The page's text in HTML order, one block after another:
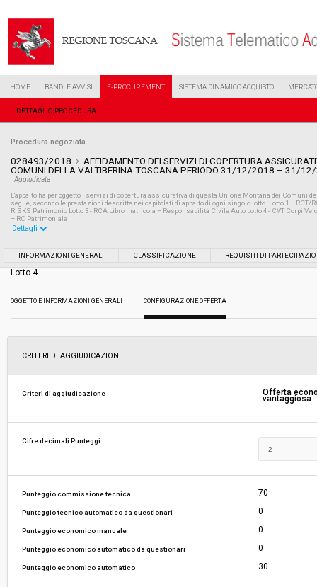
HOME BANDI E AVVISI E-PROCUREMENT SISTEMA DINAMICO ACQUISTO
DETTAGLIO PROCEDURA
Procedura negoziata
028493/2018
AFFIDAMENTO DEI SERVIZI DI COPERTURA
COMUNI DELLA VALTIBERINA TOSCANA PERIODO 31/12/2018 – 31/
Aggiudicata
L'appalto ha per oggetto i servizi di copertura assicurativa di questa Unione Montana dei Comuni
segue, secondo le prestazioni descritte nei capitolati di appalto di ogni singolo lotto. Lotto 1 – RCT/
RISKS Patrimonio Lotto 3 - RCA Libro matricola – Responsabilità Civile Auto Lotto 4 - CVT Corpi
– RC Patrimoniale
Tipo di contratto:
23/11/2018 12:09
Svolgimento:
Responsabile attuale:
UNIONE MONTANA DEI COMUNI DELLA
Dettagli
INFORMAZIONI GENERALI CLASSIFICAZIONE REQUISITI DI
Lotto 4
OGGETTO E INFORMAZIONI GENERALI CONFIGURAZIONE OFFERTA
CRITERI DI AGGIUDICAZIONE
Criteri di aggiudicazione Offerta
vantaggiosa
Cifre decimali Punteggi
Punteggio commissione tecnica 70
Punteggio tecnico automatico da questionari 0
Punteggio economico manuale 0
Punteggio economico automatico da questionari 0
Punteggio economico automatico 30